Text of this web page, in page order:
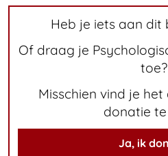
Heb je iets aan dit
Of draag je
toe?
Misschien vind je
donatie
Ja, ik